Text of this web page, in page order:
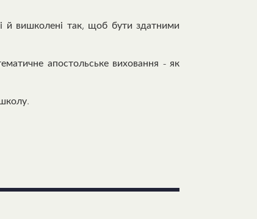
й вишколені так, щоб бути здатними
апостольське виховання - як